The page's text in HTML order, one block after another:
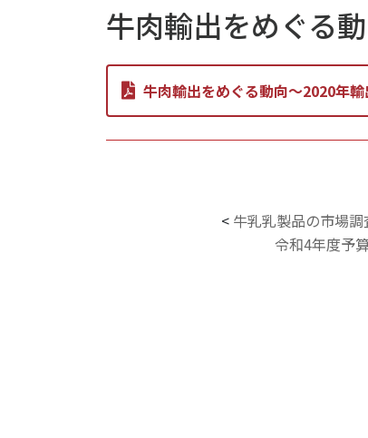
牛肉輸出をめぐる
牛肉輸出をめぐる動向～2020年
< 牛乳乳製品の市場調
令和4年度予